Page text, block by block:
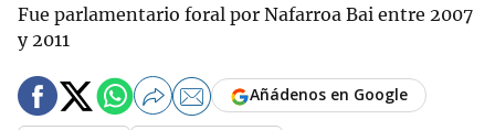
Fue parlamentario foral por Nafarroa Bai entre 2007
y 2011
Añádenos en Google